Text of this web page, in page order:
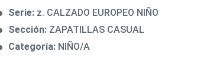
Serie: z. CALZADO EUROPEO NIÑO
Sección: ZAPATILLAS CASUAL
Categoría: NIÑO/A